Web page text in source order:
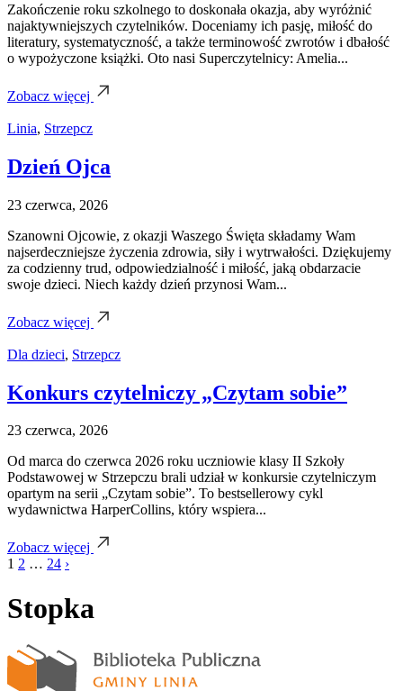
Zakończenie roku szkolnego to doskonała okazja, aby wyróżnić
najaktywniejszych czytelników. Doceniamy ich pasję, miłość do
literatury, systematyczność, a także terminowość zwrotów i dbałość
o wypożyczone książki. Oto nasi Superczytelnicy: Amelia...
Zobacz więcej
Linia, Strzepcz
Dzień Ojca
23 czerwca, 2026
Szanowni Ojcowie, z okazji Waszego Święta składamy Wam
najserdeczniejsze życzenia zdrowia, siły i wytrwałości. Dziękujemy
za codzienny trud, odpowiedzialność i miłość, jaką obdarzacie
swoje dzieci. Niech każdy dzień przynosi Wam...
Zobacz więcej
Dla dzieci, Strzepcz
Konkurs czytelniczy „Czytam sobie”
23 czerwca, 2026
Od marca do czerwca 2026 roku uczniowie klasy II Szkoły
Podstawowej w Strzepczu brali udział w konkursie czytelniczym
opartym na serii „Czytam sobie”. To bestsellerowy cykl
wydawnictwa HarperCollins, który wspiera...
Zobacz więcej
Stronicowanie
1 2 … 24 ›
Stopka